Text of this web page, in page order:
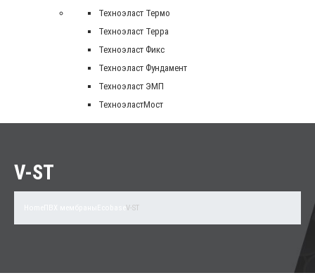
Техноэласт Термо
Техноэласт Терра
Техноэласт Фикс
Техноэласт Фундамент
Техноэласт ЭМП
ТехноэластМост
V-ST
V-ST